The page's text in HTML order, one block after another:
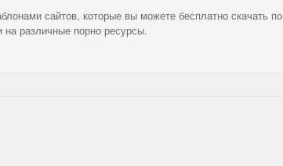
сайтов, которые вы можете бесплатно скачать по
различные порно ресурсы.